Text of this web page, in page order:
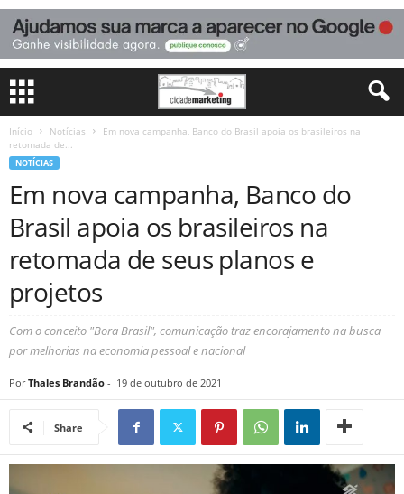
Início Notícias
Em nova campanha, Banco do Brasil apoia os brasileiros na
retomada de...
NOTÍCIAS
Em nova campanha, Banco do
Brasil apoia os brasileiros na
retomada de seus planos e
projetos
Com o conceito "Bora Brasil", comunicação traz encorajamento na busca
por melhorias na economia pessoal e nacional
Por Thales Brandão - 19 de outubro de 2021
Share